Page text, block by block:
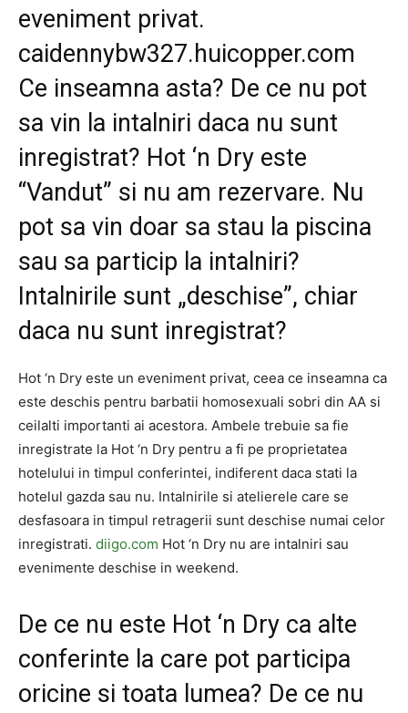
eveniment privat.
caidennybw327.huicopper.com
Ce inseamna asta? De ce nu pot
sa vin la intalniri daca nu sunt
inregistrat? Hot ‘n Dry este
“Vandut” si nu am rezervare. Nu
pot sa vin doar sa stau la piscina
sau sa particip la intalniri?
Intalnirile sunt „deschise”, chiar
daca nu sunt inregistrat?
Hot ‘n Dry este un eveniment privat, ceea ce inseamna ca
este deschis pentru barbatii homosexuali sobri din AA si
ceilalti importanti ai acestora. Ambele trebuie sa fie
inregistrate la Hot ‘n Dry pentru a fi pe proprietatea
hotelului in timpul conferintei, indiferent daca stati la
hotelul gazda sau nu. Intalnirile si atelierele care se
desfasoara in timpul retragerii sunt deschise numai celor
inregistrati. diigo.com Hot ‘n Dry nu are intalniri sau
evenimente deschise in weekend.
De ce nu este Hot ‘n Dry ca alte
conferinte la care pot participa
oricine si toata lumea? De ce nu